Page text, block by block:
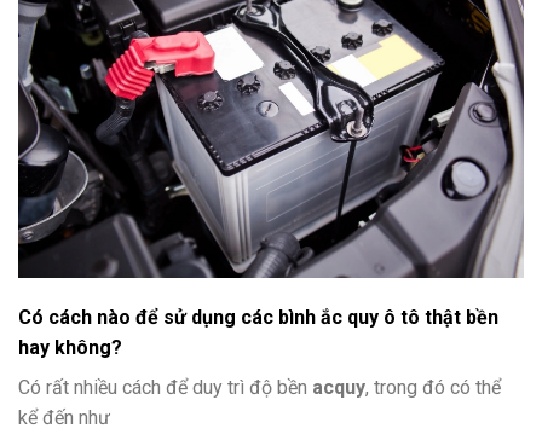
Có cách nào để sử dụng các bình ắc quy ô tô thật bền
hay không?
Có rất nhiều cách để duy trì độ bền acquy, trong đó có thể
kể đến như